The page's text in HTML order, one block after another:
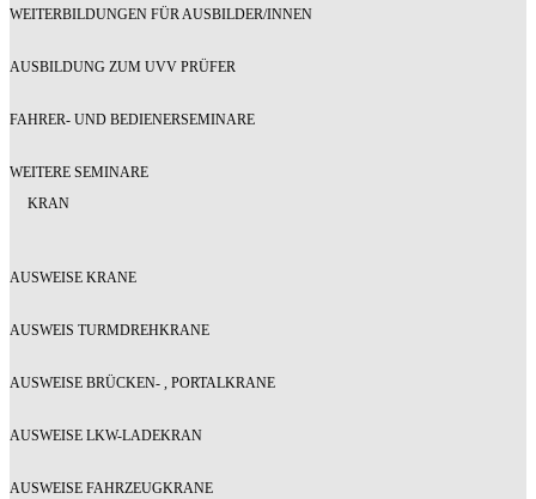
WEITERBILDUNGEN FÜR AUSBILDER/INNEN
AUSBILDUNG ZUM UVV PRÜFER
FAHRER- UND BEDIENERSEMINARE
WEITERE SEMINARE
KRAN
AUSWEISE KRANE
AUSWEIS TURMDREHKRANE
AUSWEISE BRÜCKEN- , PORTALKRANE
AUSWEISE LKW-LADEKRAN
AUSWEISE FAHRZEUGKRANE